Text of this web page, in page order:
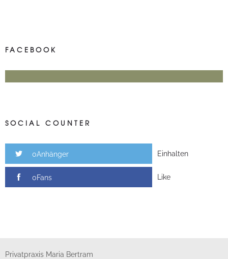
FACEBOOK
SOCIAL COUNTER
0Anhänger Einhalten
0Fans Like
Privatpraxis Maria Bertram